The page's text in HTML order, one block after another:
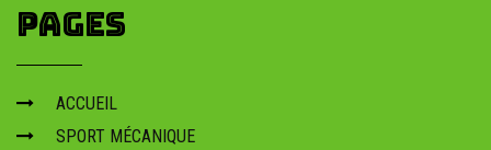
PAGES
ACCUEIL
SPORT MÉCANIQUE